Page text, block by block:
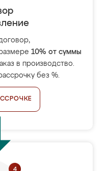
10% от суммы
в производство.
без %.